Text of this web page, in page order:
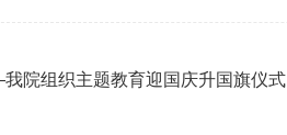
院组织主题教育迎国庆升国旗仪式